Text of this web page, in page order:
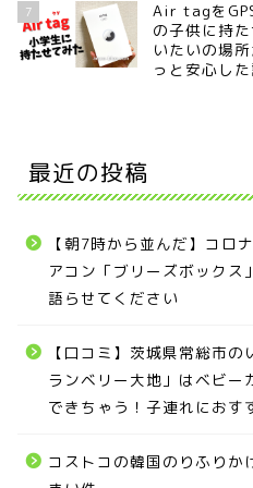
7
Air tagを
の子供に持
いたいの場
っと安心した
最近の投稿
【朝7時から並んだ】コロ
アコン「ブリーズボックス
語らせてください
【口コミ】茨城県常総市の
ランベリー大地」はベビー
できちゃう！子連れにおす
コストコの韓国のりふりか